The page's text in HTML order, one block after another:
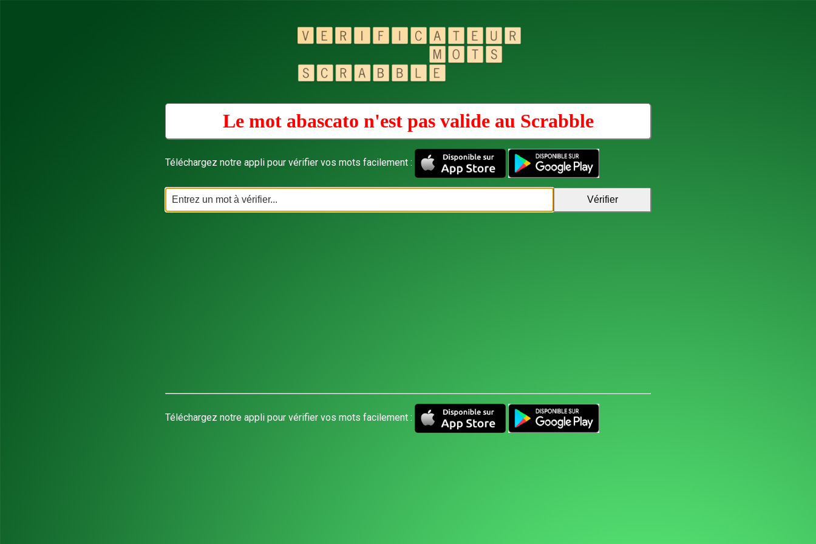
Le mot abascato n'est pas valide au Scrabble
Téléchargez notre appli pour vérifier vos mots facilement :
Téléchargez notre appli pour vérifier vos mots facilement :